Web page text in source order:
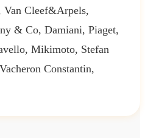
Cleef&Arpels,
& Co, Damiani, Piaget,
Mikimoto, Stefan
Constantin,